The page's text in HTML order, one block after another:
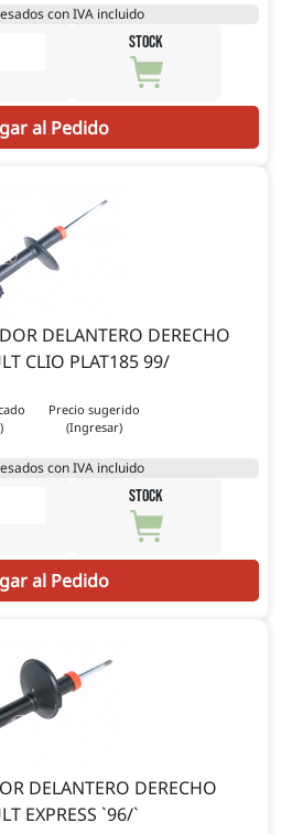
con IVA incluido
STOCK
al Pedido
DELANTERO DERECHO
CLIO PLAT185 99/
Precio sugerido
(Ingresar)
con IVA incluido
STOCK
al Pedido
DELANTERO DERECHO
EXPRESS `96/`